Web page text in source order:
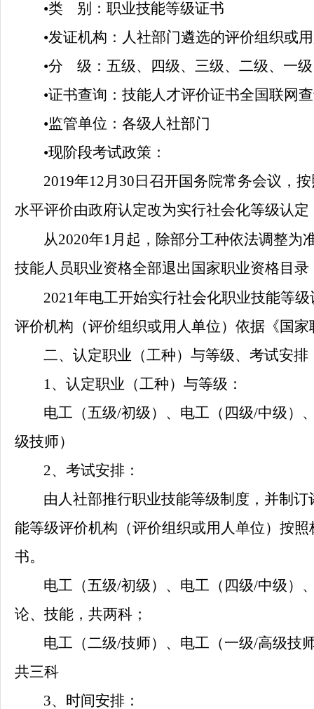
•类 别：职业技能等级证书
•发证机构：人社部门遴选的评价组织或
•分 级：五级、四级、三级、二级、一级
•证书查询：技能人才评价证书全国联网
•监管单位：各级人社部门
•现阶段考试政策：
2019年12月30日召开国务院常务会议，
水平评价由政府认定改为实行社会化等级认
从2020年1月起，除部分工种依法调整为
技能人员职业资格全部退出国家职业资格目
2021年电工开始实行社会化职业技能等
评价机构（评价组织或用人单位）依据《国
二、认定职业（工种）与等级、考试安排
1、认定职业（工种）与等级：
电工（五级/初级）、电工（四级/中级）
级技师）
2、考试安排：
由人社部推行职业技能等级制度，并制
能等级评价机构（评价组织或用人单位）按
书。
电工（五级/初级）、电工（四级/中级）
论、技能，共两科；
电工（二级/技师）、电工（一级/高级技
共三科
3、时间安排：